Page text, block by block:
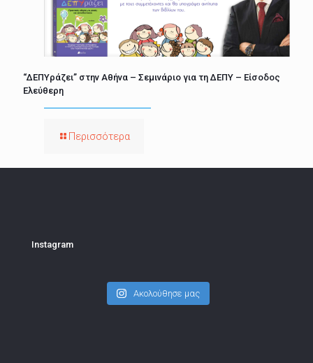
“ΔΕΠΥράζει” στην Αθήνα – Σεμινάριο για τη ΔΕΠΥ – Είσοδος
Ελεύθερη
Περισσότερα
Instagram
Ακολούθησε μας